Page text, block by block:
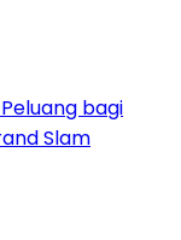
bagi
Slam